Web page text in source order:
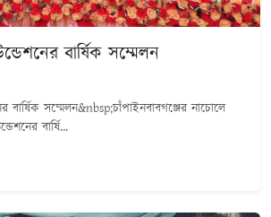
বার্ষিক সম্মেলন
বার্ষিক সম্মেলন&nbsp;চাঁপাইনবাবগঞ্জের নাচোলে
বার্ষি...